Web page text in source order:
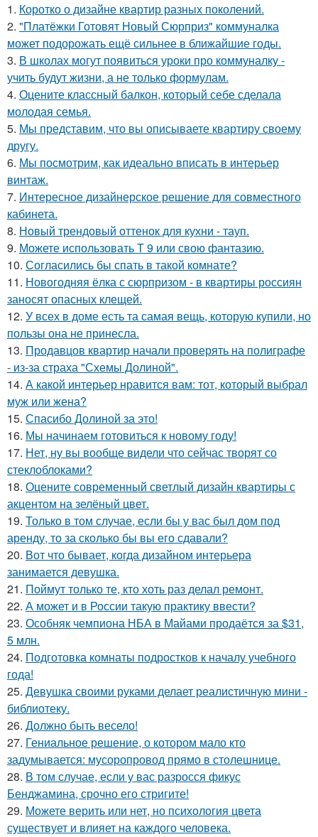
1. Коротко о дизайне квартир разных поколений.
2. "Платёжки Готовят Новый Сюрприз" коммуналка
может подорожать ещё сильнее в ближайшие годы.
3. В школах могут появиться уроки про коммуналку -
учить будут жизни, а не только формулам.
4. Оцените классный балкон, который себе сделала
молодая семья.
5. Мы представим, что вы описываете квартиру своему
другу.
6. Мы посмотрим, как идеально вписать в интерьер
винтаж.
7. Интересное дизайнерское решение для совместного
кабинета.
8. Новый трендовый оттенок для кухни - тауп.
9. Можете использовать Т 9 или свою фантазию.
10. Согласились бы спать в такой комнате?
11. Новогодняя ёлка с сюрпризом - в квартиры россиян
заносят опасных клещей.
12. У всех в доме есть та самая вещь, которую купили, но
пользы она не принесла.
13. Продавцов квартир начали проверять на полиграфе
- из-за страха "Схемы Долиной".
14. А какой интерьер нравится вам: тот, который выбрал
муж или жена?
15. Спасибо Долиной за это!
16. Мы начинаем готовиться к новому году!
17. Нет, ну вы вообще видели что сейчас творят со
стеклоблоками?
18. Оцените современный светлый дизайн квартиры с
акцентом на зелёный цвет.
19. Только в том случае, если бы у вас был дом под
аренду, то за сколько бы вы его сдавали?
20. Вот что бывает, когда дизайном интерьера
занимается девушка.
21. Поймут только те, кто хоть раз делал ремонт.
22. А может и в России такую практику ввести?
23. Особняк чемпиона НБА в Майами продаётся за $31,
5 млн.
24. Подготовка комнаты подростков к началу учебного
года!
25. Девушка своими руками делает реалистичную мини -
библиотеку.
26. Должно быть весело!
27. Гениальное решение, о котором мало кто
задумывается: мусоропровод прямо в столешнице.
28. В том случае, если у вас разросся фикус
Бенджамина, срочно его стригите!
29. Можете верить или нет, но психология цвета
существует и влияет на каждого человека.